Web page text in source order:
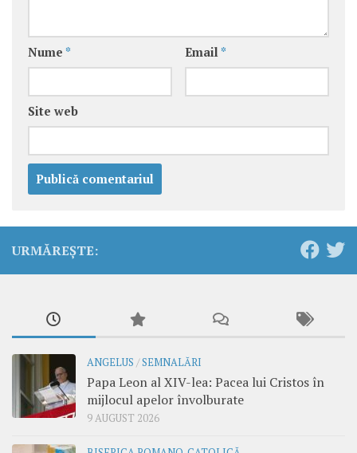
Nume * Email *
Site web
URMĂREȘTE:
ANGELUS /SEMNALĂRI
Papa Leon al XIV-lea: Pacea lui Cristos în
mijlocul apelor învolburate
9 AUGUST 2026